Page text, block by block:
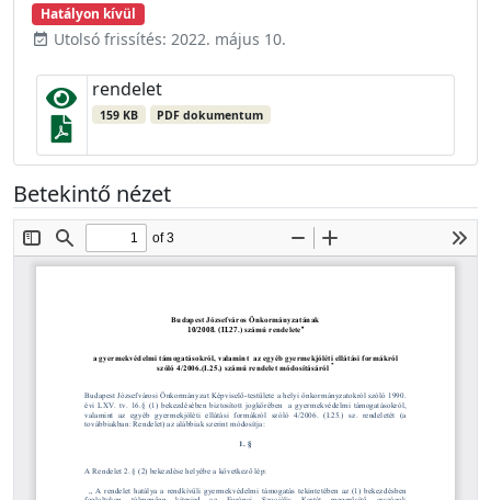
Hatályon kívül
event_available Utolsó frissítés: 2022. május 10.
rendelet
159 KB PDF dokumentum
Betekintő nézet